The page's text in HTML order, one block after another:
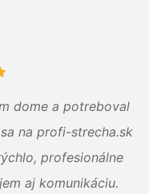
dome a potreboval
na profi-strecha.sk
profesionálne
aj komunikáciu.